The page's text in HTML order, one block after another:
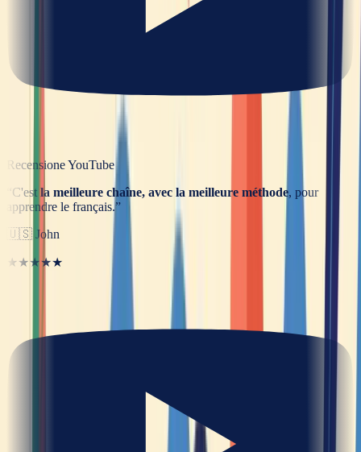
Recensione YouTube
C'est la meilleure chaîne, avec la meilleure méthode, pour
apprendre le français.”
🇺🇸 John
★★★★★